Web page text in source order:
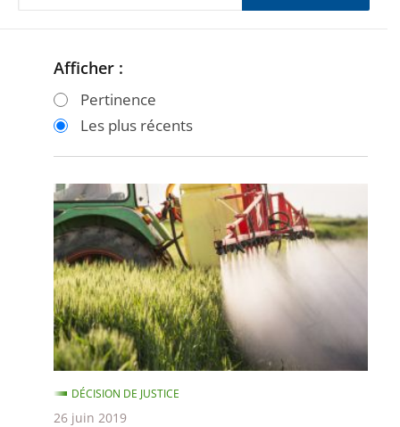
Passer
filtres
après
Passer
filtres
avant
Afficher :
Pertinence
Les plus récents
Réglementation
de
l'usage
des
pesticides
DÉCISION DE JUSTICE
26 juin 2019